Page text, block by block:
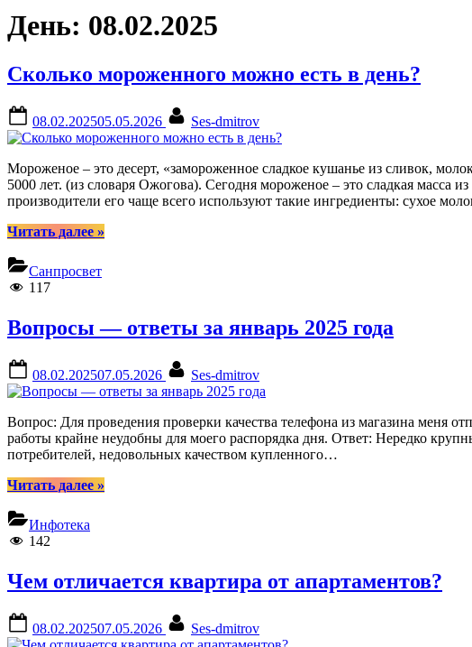
День: 08.02.2025
Сколько мороженного можно есть в день?
on
08.02.202505.05.2026 Ses-dmitrov
Мороженое – это десерт, «замороженное сладкое кушанье из сливок,
5000 лет. (из словаря Ожогова). Сегодня мороженое – это сладкая
производители его чаще всего используют такие ингредиенты: сухое
Читать далее“Сколько
есть
»
Санпросвет
117
Вопросы — ответы за январь 2025 года
on
08.02.202507.05.2026 Ses-dmitrov
Вопрос: Для проведения проверки качества телефона из магазина меня
работы крайне неудобны для моего распорядка дня. Ответ: Нередко
потребителей, недовольных качеством купленного…
Читать далее“Вопросы
года”
»
Инфотека
142
Чем отличается квартира от апартаментов?
on
08.02.202507.05.2026 Ses-dmitrov